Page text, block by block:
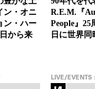
ン・オニ
ン・ハー
から来
R.E.M.『
People』25
日に世界
LIVE/EVENTS: